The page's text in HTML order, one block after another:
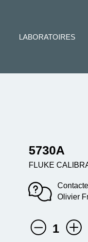
5730A
FLUKE
Olivier
1
LABORATOIRES